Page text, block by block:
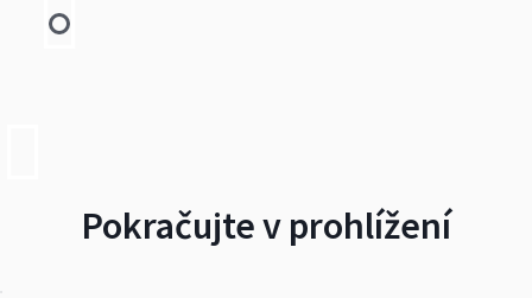
Pokračujte v prohlížení